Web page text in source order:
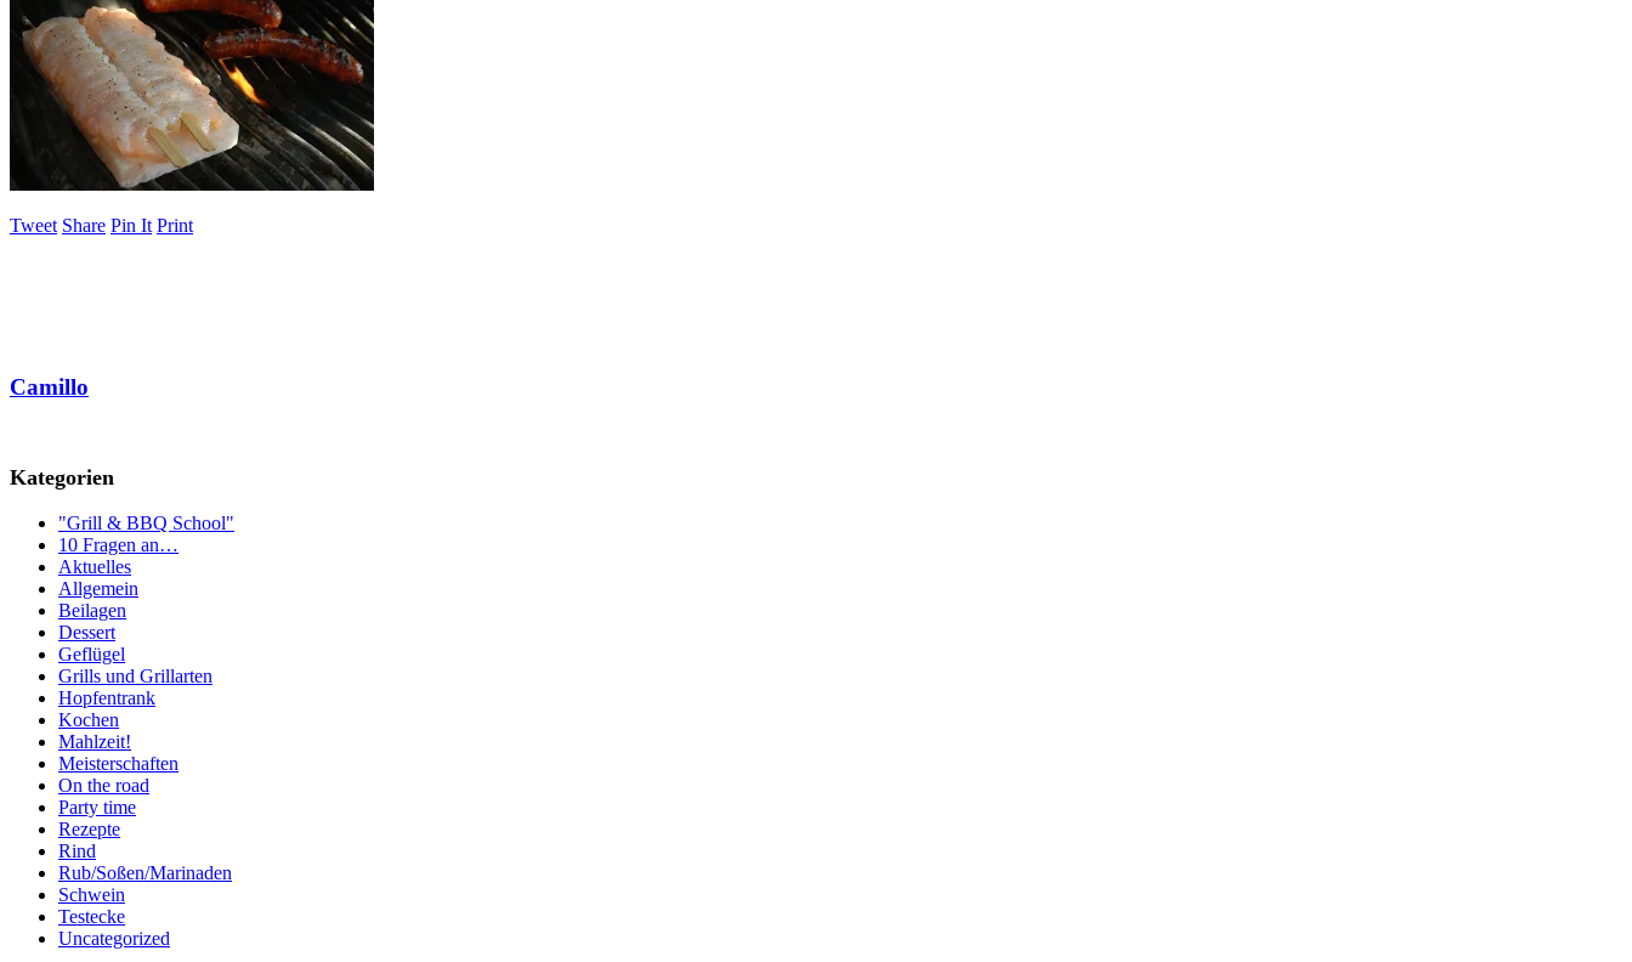
Tweet Share Pin It Print
Camillo
Kategorien
"Grill & BBQ School"
10 Fragen an…
Aktuelles
Allgemein
Beilagen
Dessert
Geflügel
Grills und Grillarten
Hopfentrank
Kochen
Mahlzeit!
Meisterschaften
On the road
Party time
Rezepte
Rind
Rub/Soßen/Marinaden
Schwein
Testecke
Uncategorized